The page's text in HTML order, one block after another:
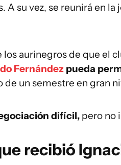
su vez, se reunirá en
los aurinegros de que el
Fernández pueda
de un semestre en gran
difícil, pero no
recibió